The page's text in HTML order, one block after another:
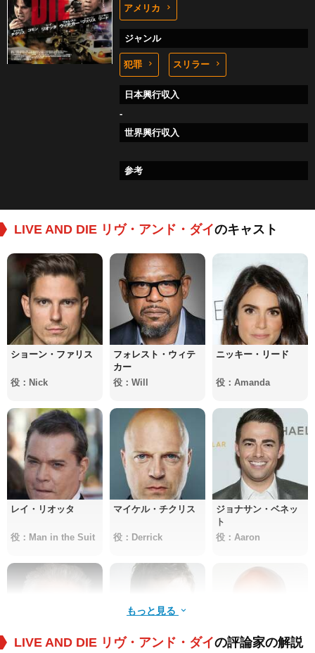
アメリカ
ジャンル
犯罪 スリラー
日本興行収入
-
世界興行収入
参考
LIVE AND DIE リヴ・アンド・ダイのキャスト
ショーン・ファリス
役：Nick
フォレスト・ウィテ
カー
役：Will
ニッキー・リード
役：Amanda
レイ・リオッタ
役：Man in the Suit
マイケル・チクリス
役：Derrick
ジョナサン・ベネッ
ト
役：Aaron
もっと見る
LIVE AND DIE リヴ・アンド・ダイの評論家の解説